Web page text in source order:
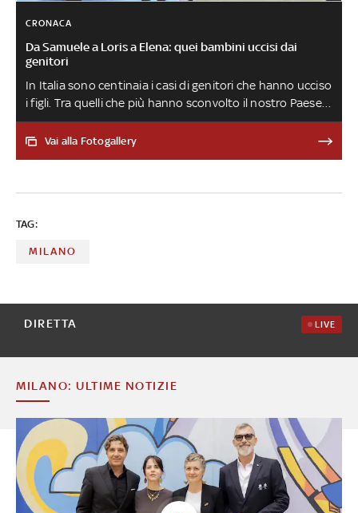
CRONACA
Da Samuele a Loris a Elena: quei bambini uccisi dai
genitori
In Italia sono centinaia i casi di genitori che hanno ucciso
i figli. Tra quelli che più hanno sconvolto il nostro Paese, il
delitto di Cogne nel 2002: Annamaria Franzoni,
condannata per aver ammazzato il figlio di 3 anni, ha
Fino al 13 giugno 2022, quando la 23enne Martina Patti
poi confessa il delitto
Vai alla Fotogallery
TAG:
MILANO
DIRETTA LIVE
MILANO: ULTIME NOTIZIE